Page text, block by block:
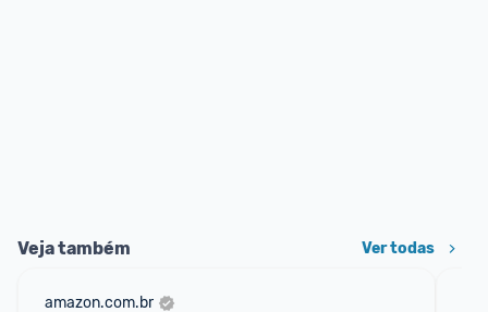
Veja também Ver todas
amazon.com.br